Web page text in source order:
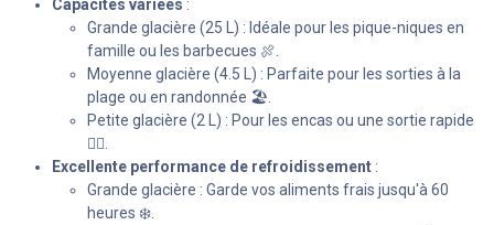
Capacités variées :
Grande glacière (25 L) : Idéale pour les pique-niques en
famille ou les barbecues 🍖.
Moyenne glacière (4.5 L) : Parfaite pour les sorties à la
plage ou en randonnée 🏖️.
Petite glacière (2 L) : Pour les encas ou une sortie rapide
🚶‍♂️.
Excellente performance de refroidissement :
Grande glacière : Garde vos aliments frais jusqu'à 60
heures ❄️.